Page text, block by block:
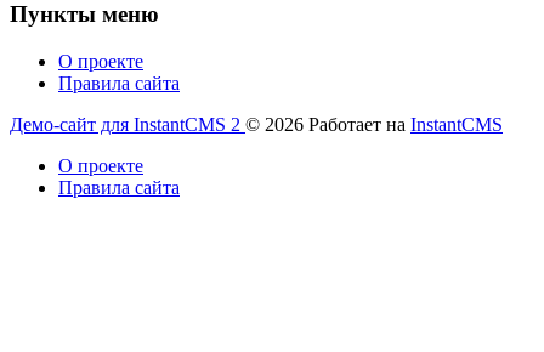
Пункты меню
О проекте
Правила сайта
Демо-сайт для InstantCMS 2 © 2026 Работает на InstantCMS
О проекте
Правила сайта